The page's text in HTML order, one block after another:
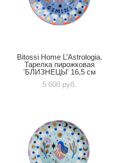
Bitossi Home L’Astrologia.
Тарелка пирожковая
'БЛИЗНЕЦЫ' 16,5 см
5 600 pуб.